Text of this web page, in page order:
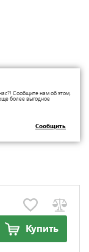
Сообщите нам об этом,
более выгодное
Сообщить
Купить